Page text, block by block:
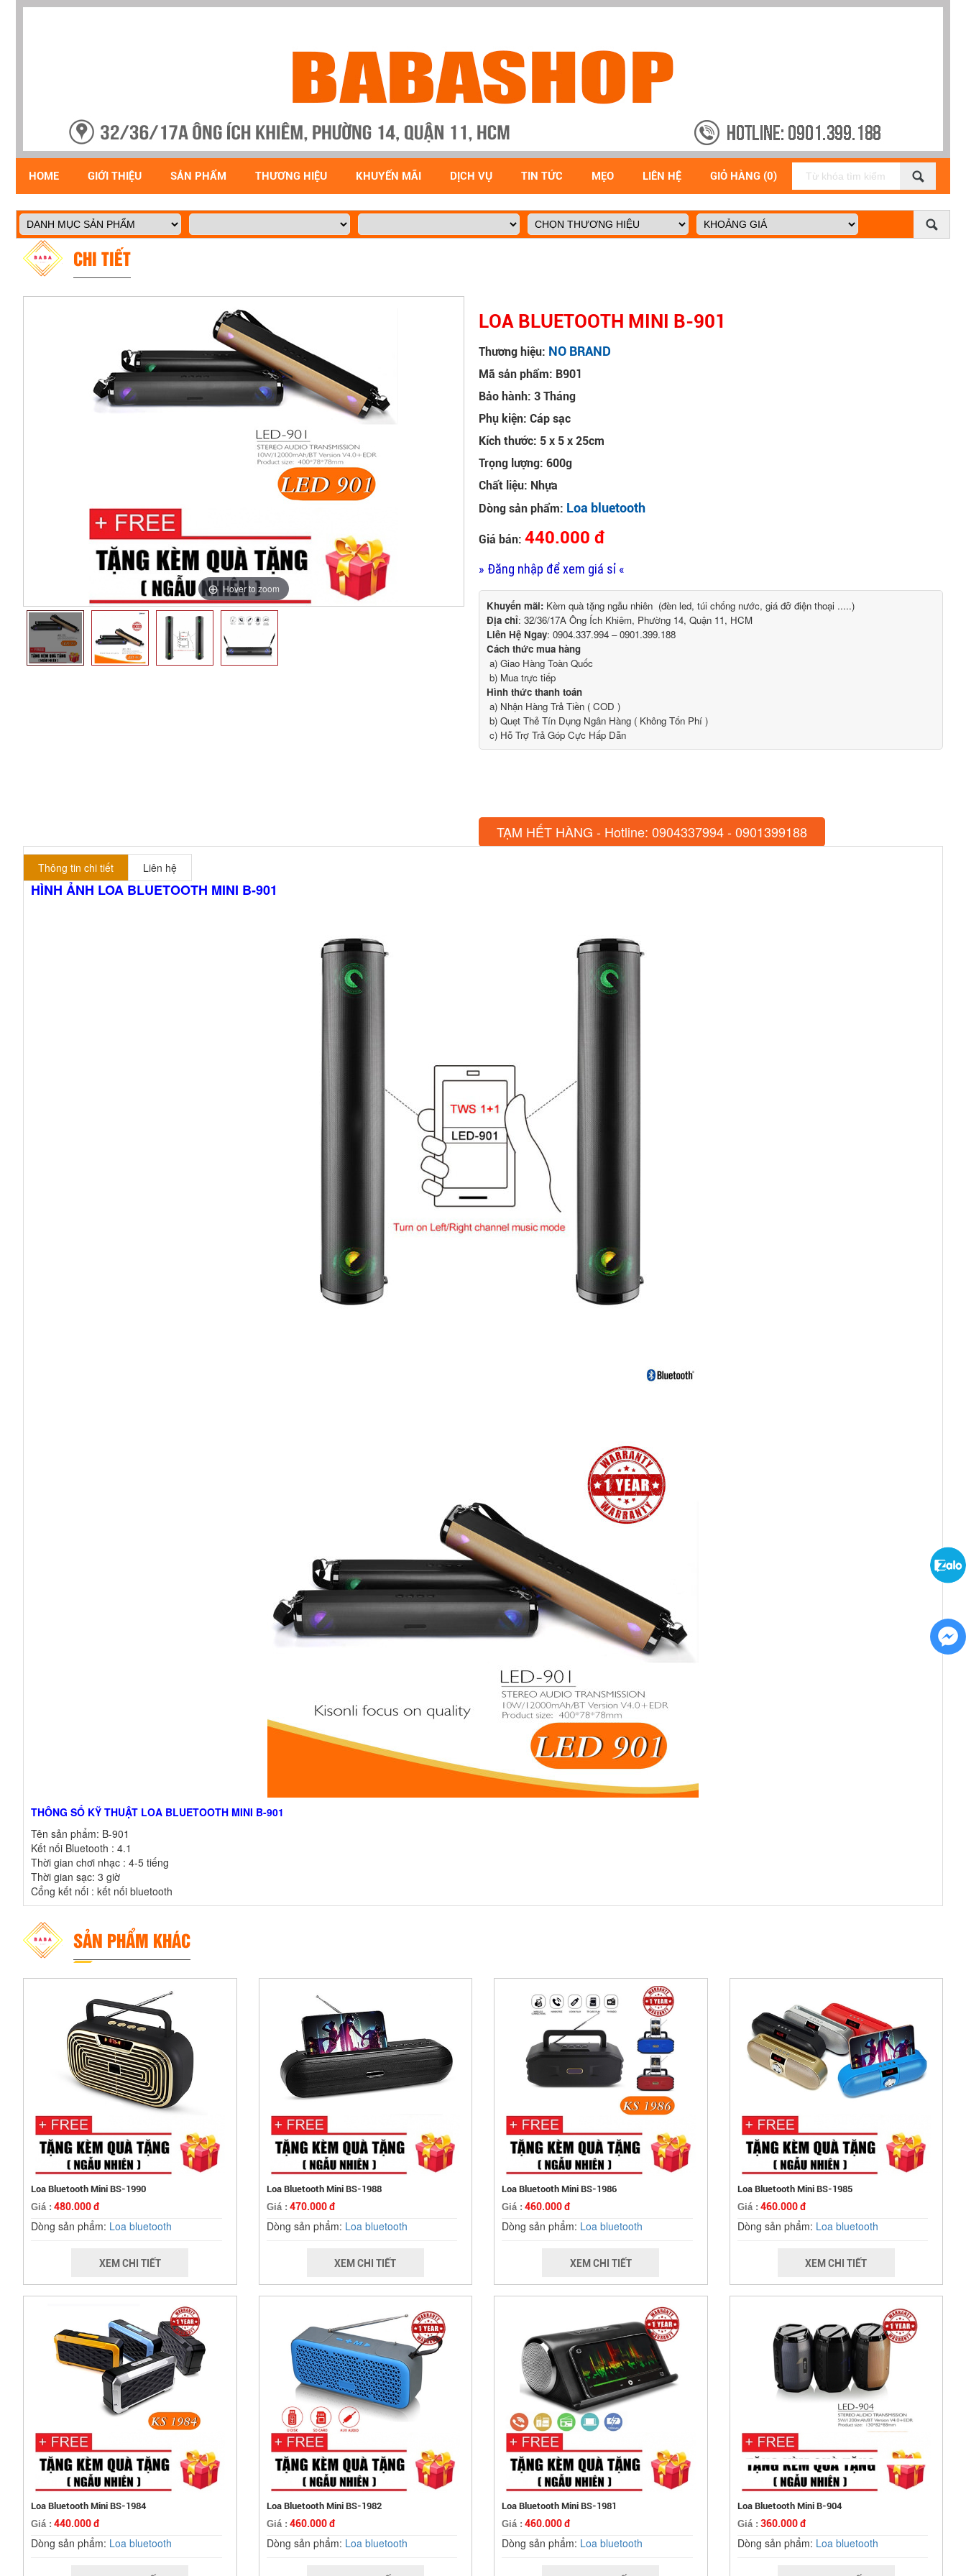
HOME GIỚI THIỆU SẢN PHẨM THƯƠNG HIỆU KHUYẾN MÃI DỊCH VỤ TIN TỨC MẸO LIÊN HỆ GIỎ HÀNG (0)
CHI TIẾT
Hover to zoom
LOA BLUETOOTH MINI B-901
Thương hiệu: NO BRAND
Mã sản phẩm: B901
Bảo hành: 3 Tháng
Phụ kiện: Cáp sạc
Kích thước: 5 x 5 x 25cm
Trọng lượng: 600g
Chất liệu: Nhựa
Dòng sản phẩm: Loa bluetooth
Giá bán:440.000 đ
» Đăng nhập để xem giá sỉ «
Khuyến mãi: Kèm quà tặng ngẫu nhiên (đèn led, túi chống nước, giá đỡ điện thoại .....)
Địa chỉ: 32/36/17A Ông Ích Khiêm, Phường 14, Quận 11, HCM
Liên Hệ Ngay: 0904.337.994 – 0901.399.188
Cách thức mua hàng
a) Giao Hàng Toàn Quốc
b) Mua trực tiếp
Hình thức thanh toán
a) Nhận Hàng Trả Tiền ( COD )
b) Quẹt Thẻ Tín Dụng Ngân Hàng ( Không Tốn Phí )
c) Hỗ Trợ Trả Góp Cực Hấp Dẫn
TẠM HẾT HÀNG - Hotline: 0904337994 - 0901399188
Thông tin chi tiết Liên hệ
HÌNH ẢNH LOA BLUETOOTH MINI B-901
THÔNG SỐ KỸ THUẬT LOA BLUETOOTH MINI B-901
Tên sản phẩm: B-901
Kết nối Bluetooth : 4.1
Thời gian chơi nhạc : 4-5 tiếng
Thời gian sạc: 3 giờ
Cổng kết nối : kết nối bluetooth
SẢN PHẨM KHÁC
Loa Bluetooth Mini BS-1990
Giá : 480.000 đ
Dòng sản phẩm: Loa bluetooth
XEM CHI TIẾT
Loa Bluetooth Mini BS-1988
Giá : 470.000 đ
Dòng sản phẩm: Loa bluetooth
XEM CHI TIẾT
Loa Bluetooth Mini BS-1986
Giá : 460.000 đ
Dòng sản phẩm: Loa bluetooth
XEM CHI TIẾT
Loa Bluetooth Mini BS-1985
Giá : 460.000 đ
Dòng sản phẩm: Loa bluetooth
XEM CHI TIẾT
Loa Bluetooth Mini BS-1984
Giá : 440.000 đ
Dòng sản phẩm: Loa bluetooth
Loa Bluetooth Mini BS-1982
Giá : 460.000 đ
Dòng sản phẩm: Loa bluetooth
Loa Bluetooth Mini BS-1981
Giá : 460.000 đ
Dòng sản phẩm: Loa bluetooth
Loa Bluetooth Mini B-904
Giá : 360.000 đ
Dòng sản phẩm: Loa bluetooth